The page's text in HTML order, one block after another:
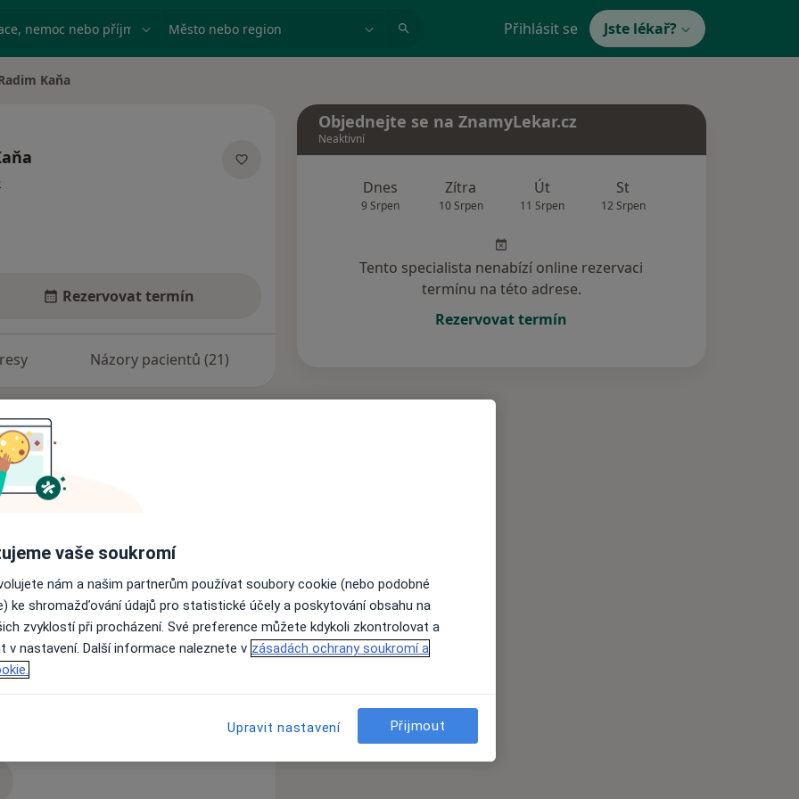
nemoc nebo příjmení Město nebo region Přihlásit se Jste lékař?
městaKaňa
Rezervovat termín
Názory pacientů (21)
operace nosu (septoplastika,
FortMedica
fakultní nemocnice v Praze
Bystrica 1x ročně 1998-2002
Skull Base Endoscopic
Milano, Italy 2005,
Techniques, Academic Medical,
of Amsterdam, 2008
sinus Surgery, Graz, Austria,
Objednejte se na ZnamyLekar.cz
Neaktivní
Dnes
9 Srpen
Zítra
10 Srpen
Út
11 Srpen
St
12 Srpen
Tento specialista nenabízí online rezervaci
termínu na této adrese.
Rezervovat termín
vaše soukromí
nám a našim partnerům používat soubory cookie (nebo podobné
ke shromažďování údajů pro statistické účely a poskytování obsahu na
zvyklostí při procházení. Své preference můžete kdykoli zkontrolovat a
v nastavení. Další informace naleznete v zásadách ochrany soukromí a
Upravit nastavení Přijmout